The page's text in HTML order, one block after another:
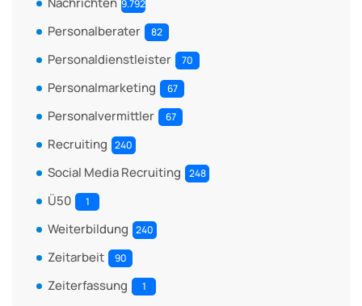
9.792
Personalberater 82
Personaldienstleister 70
Personalmarketing 67
Personalvermittler 67
Recruiting 240
Social Media Recruiting 248
Ü50 1
Weiterbildung 240
Zeitarbeit 90
Zeiterfassung 1